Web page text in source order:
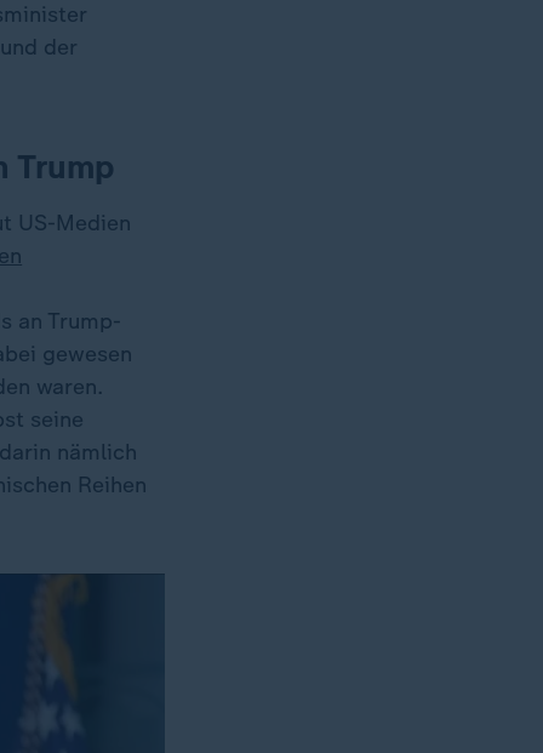
der
Trump
US-Medien
an Trump-
gewesen
waren.
seine
nämlich
Reihen